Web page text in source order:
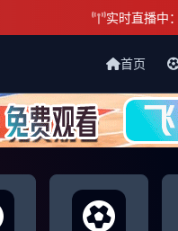
实时直播中
首页